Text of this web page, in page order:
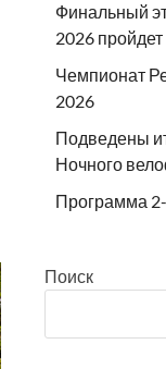
Финальный
2026
Чемпионат
2026
Подведены
Ночного
Программа
Поиск